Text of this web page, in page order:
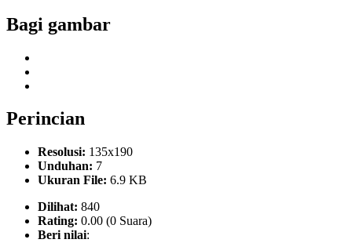
Bagi gambar
Perincian
Resolusi: 135x190
Unduhan: 7
Ukuran File: 6.9 KB
Dilihat: 840
Rating: 0.00 (0 Suara)
Beri nilai: